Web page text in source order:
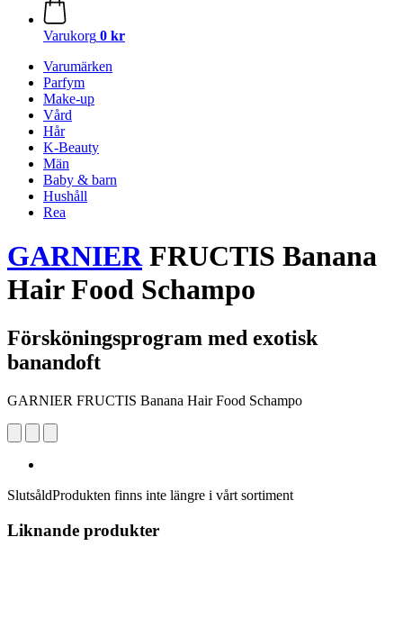
Varukorg 0 kr
Varumärken
Parfym
Make-up
Vård
Hår
K-Beauty
Män
Baby & barn
Hushåll
Rea
GARNIERFRUCTIS Banana
Hair Food Schampo
Försköningsprogram med exotisk
banandoft
GARNIER FRUCTIS Banana Hair Food Schampo
SlutsåldProdukten finns inte längre i vårt sortiment
Liknande produkter